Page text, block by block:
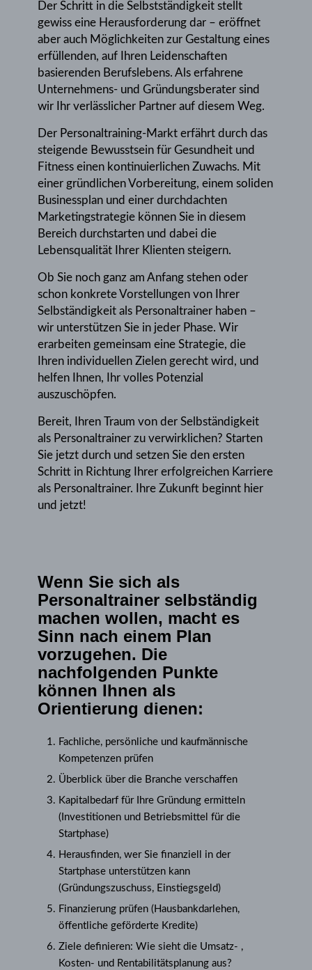
Der Schritt in die Selbstständigkeit stellt
gewiss eine Herausforderung dar – eröffnet
aber auch Möglichkeiten zur Gestaltung eines
erfüllenden, auf Ihren Leidenschaften
basierenden Berufslebens. Als erfahrene
Unternehmens- und Gründungsberater sind
wir Ihr verlässlicher Partner auf diesem Weg.
Der Personaltraining-Markt erfährt durch das
steigende Bewusstsein für Gesundheit und
Fitness einen kontinuierlichen Zuwachs. Mit
einer gründlichen Vorbereitung, einem soliden
Businessplan und einer durchdachten
Marketingstrategie können Sie in diesem
Bereich durchstarten und dabei die
Lebensqualität Ihrer Klienten steigern.
Ob Sie noch ganz am Anfang stehen oder
schon konkrete Vorstellungen von Ihrer
Selbständigkeit als Personaltrainer haben –
wir unterstützen Sie in jeder Phase. Wir
erarbeiten gemeinsam eine Strategie, die
Ihren individuellen Zielen gerecht wird, und
helfen Ihnen, Ihr volles Potenzial
auszuschöpfen.
Bereit, Ihren Traum von der Selbständigkeit
als Personaltrainer zu verwirklichen? Starten
Sie jetzt durch und setzen Sie den ersten
Schritt in Richtung Ihrer erfolgreichen Karriere
als Personaltrainer. Ihre Zukunft beginnt hier
und jetzt!
Wenn Sie sich als
Personaltrainer selbständig
machen wollen, macht es
Sinn nach einem Plan
vorzugehen. Die
nachfolgenden Punkte
können Ihnen als
Orientierung dienen:
Fachliche, persönliche und kaufmännische
Kompetenzen prüfen
Überblick über die Branche verschaffen
Kapitalbedarf für Ihre Gründung ermitteln
(Investitionen und Betriebsmittel für die
Startphase)
Herausfinden, wer Sie finanziell in der
Startphase unterstützen kann
(Gründungszuschuss, Einstiegsgeld)
Finanzierung prüfen (Hausbankdarlehen,
öffentliche geförderte Kredite)
Ziele definieren: Wie sieht die Umsatz- ,
Kosten- und Rentabilitätsplanung aus?